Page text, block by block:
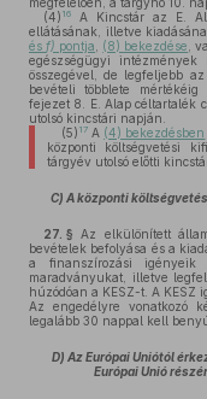
(4) 16
A Kincstár az E.
ellátásának, illetve
ésf) pontja (8) bekezdése ,
egészségügyi intézmények
összegével, de legfeljebb
bevételi többlete
fejezet 8. E. Alap céltartalék
utolsó kincstári napján.
(5) 17A (4) bekezdésben
központi költségvetési
tárgyév utolsó előtti
C) A központi
27. § Az elkülönített
bevételek befolyása és a
a finanszírozási
maradványukat, illetve
húzódóan a KESZ-t. A KESZ
Az engedélyre vonatkozó
legalább 30 nappal kell
D) Az Európai Uniótól
Európai Unió